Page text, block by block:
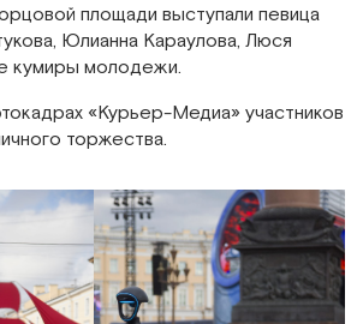
площади выступали певица
Юлианна Караулова, Люся
кумиры молодежи.
«Курьер-Медиа» участников
торжества.